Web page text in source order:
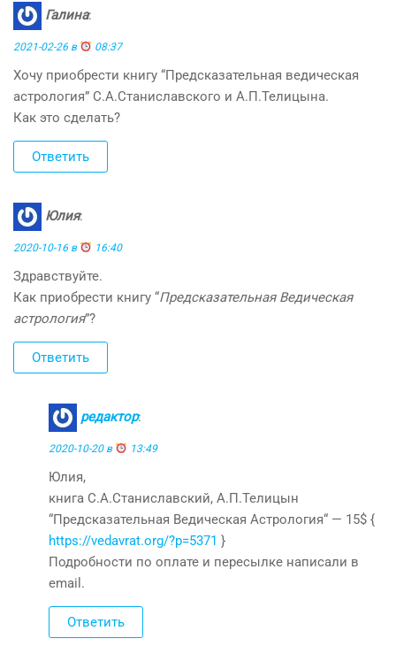
Галина:
2021-02-26 в 08:37
Хочу приобрести книгу “Предсказательная ведическая
астрология” С.А.Станиславского и А.П.Телицына.
Как это сделать?
Ответить
Юлия:
2020-10-16 в 16:40
Здравствуйте.
Как приобрести книгу “Предсказательная Ведическая
астрология”?
Ответить
редактор:
2020-10-20 в 13:49
Юлия,
книга С.А.Станиславский, А.П.Телицын
“Предсказательная Ведическая Астрология“ — 15$ {
https://vedavrat.org/?p=5371 }
Подробности по оплате и пересылке написали в
email.
Ответить